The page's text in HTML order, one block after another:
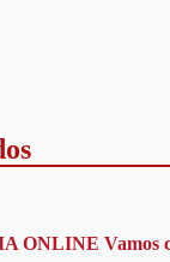
ONLINE Vamos